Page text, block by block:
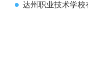
达州职业技术学